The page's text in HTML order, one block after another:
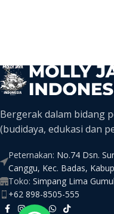
Bergerak dalam bidang
(budidaya, edukasi dan
Peternakan: No.74 Dsn.
Canggu, Kec. Badas,
Toko: Simpang Lima
+62 898-8505-555